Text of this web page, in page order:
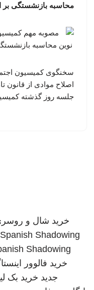
محاسبه بازنشستگی
سخنگوی کمیسیون
اصلاح موادی از قانون
جلسه روز گذشته
خرید شال و
Spanish Shadowing
Shadowing
خرید فالوور
جدید خرید بک